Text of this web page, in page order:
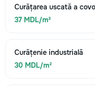
Curățarea uscată a
37 MDL/m²
Curățenie industrială
30 MDL/m²